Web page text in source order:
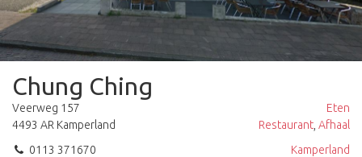
Chung Ching
Veerweg 157
4493 AR Kamperland
0113 371670
Eten
Restaurant, Afhaal
Kamperland